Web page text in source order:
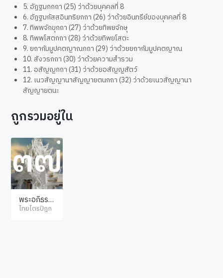
5. อัฏฐมกกถา (25) ว่าด้วยบุคคลที่ 8
6. อัฏฐมกัสสอินทริยกถา (26) ว่าด้วยอินทรีย์ของบุคคลที่ 8
7. ทิพพจักขุกถา (27) ว่าด้วยทิพยจักษุ
8. ทิพพโสตกถา (28) ว่าด้วยทิพยโสตะ
9. ยถากัมมูปคตญาณกถา (29) ว่าด้วยยถากัมมูปคตญาณ
10. สังวรกถา (30) ว่าด้วยความสำรวม
11. อสัญญกถา (31) ว่าด้วยอสัญญสัตว์
12. เนวสัญญานาสัญญายตนกถา (32) ว่าด้วยเนวสัญญานา
สัญญายตนะ
ถูกรวมอยู่ใน
พระอภิธรร
มปิฎก กถา
ไทยไตรปิฎก